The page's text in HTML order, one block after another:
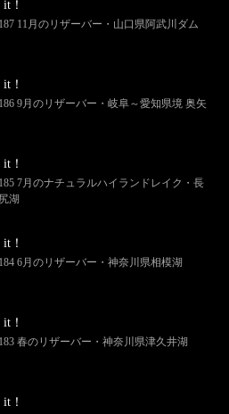
！
11月のリザーバー・山口県阿武川ダム
！
9月のリザーバー・岐阜～愛知県境 奥矢
！
7月のナチュラルハイランドレイク・長
湖
！
6月のリザーバー・神奈川県相模湖
！
春のリザーバー・神奈川県津久井湖
！